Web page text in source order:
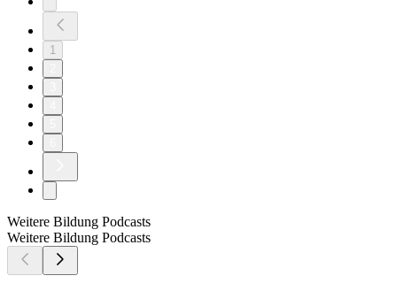
1
Weitere Bildung Podcasts
Weitere Bildung Podcasts